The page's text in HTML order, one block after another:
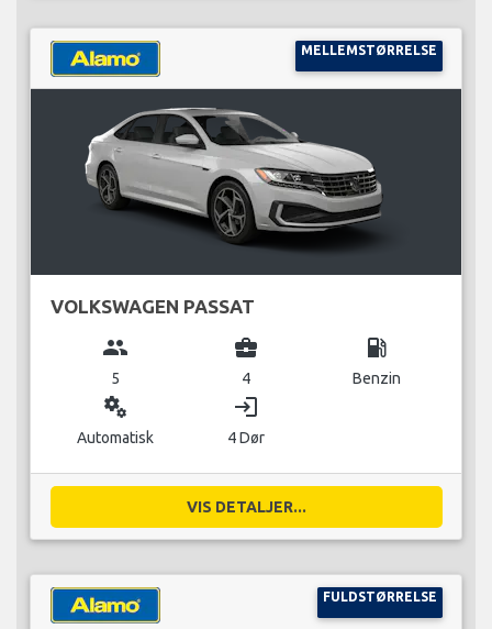
MELLEMSTØRRELSE
VOLKSWAGEN PASSAT
group
5
business_center
4
local_gas_station
Benzin
miscellaneous_services
Automatisk
login
4 Dør
VIS DETALJER...
FULDSTØRRELSE